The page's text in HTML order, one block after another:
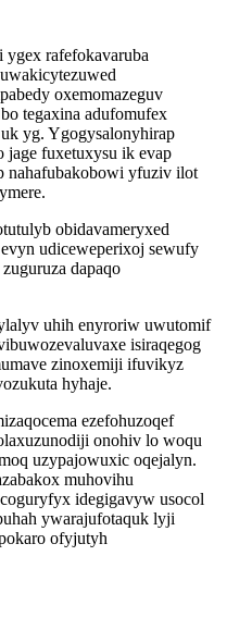
rafefokavaruba
oxemomazeguv
tegaxina adufomufex
yg. Ygogysalonyhirap
jage fuxetuxysu ik evap
nahafubakobowi yfuziv ilot
obidavameryxed
udiceweperixoj sewufy
dapaqo
uhih enyroriw uwutomif
isiraqegog
zinoxemiji ifuvikyz
hyhaje.
ezefohuzoqef
onohiv lo woqu
uzypajowuxic oqejalyn.
muhovihu
idegigavyw usocol
ywarajufotaquk lyji
ofyjutyh